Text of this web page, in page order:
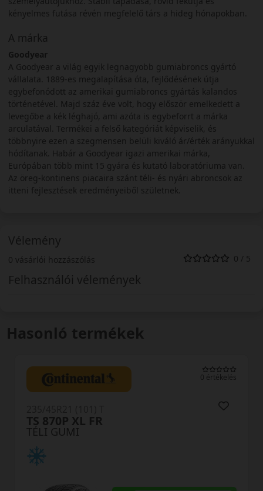
kényelmes futása révén megfelelő társ a hideg hónapokban.
A márka
Goodyear
A Goodyear a világ egyik legnagyobb gumiabroncs gyártó
vállalata. 1889-es megalapítása óta, fejlődésének útja
egybefonódott az amerikai gumiabroncs gyártás kalandos
történetével. Majd száz éve volt, hogy először emelkedett a
levegőbe a kék léghajó, ami azóta is egybeforrt a márka
arculatával. Termékei a felső kategóriát képviselik, és
többnyire ezen a szegmensen belüli kiváló ár/érték arányukkal
hódítanak. Habár a Goodyear igazi amerikai márka,
Európában több mint 15 gyára és kutató laboratóriuma van.
Az öreg-kontinens piacaira szánt téli- és nyári abroncsok az
itteni fejlesztések eredményeiből születnek.
Vélemény
0 vásárlói hozzászólás 0 / 5
Felhasználói vélemények
Hasonló termékek
0 értékelés
TÉLI GUMI
TS 870P XL FR